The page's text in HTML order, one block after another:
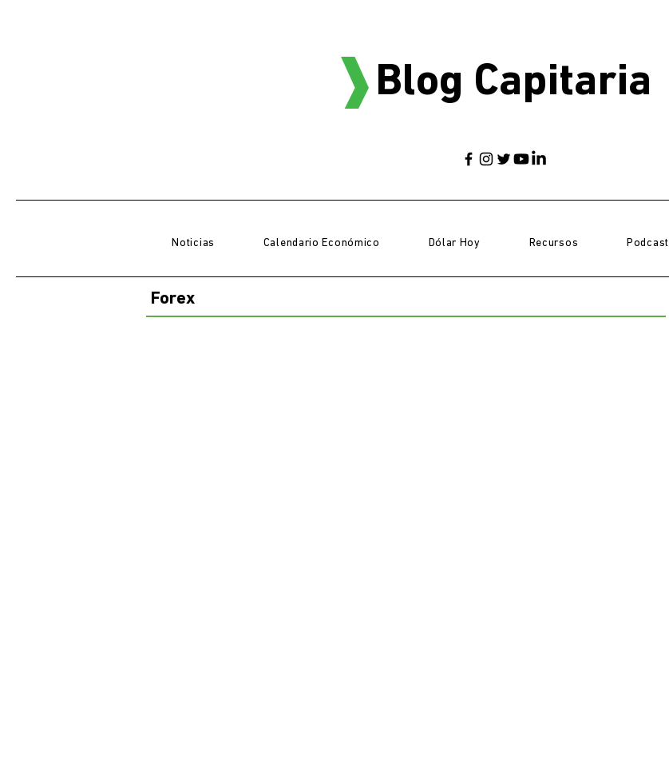
Blog Capitaria
Noticias Calendario Económico Dólar Hoy Recursos Podcast
Forex